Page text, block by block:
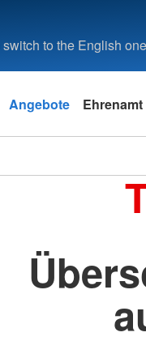
to the English one
Angebote Ehrenamt